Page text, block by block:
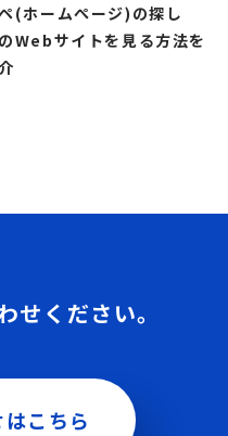
(ホームぺージ)の探し
Webサイトを見る方法を
せください。
こちら